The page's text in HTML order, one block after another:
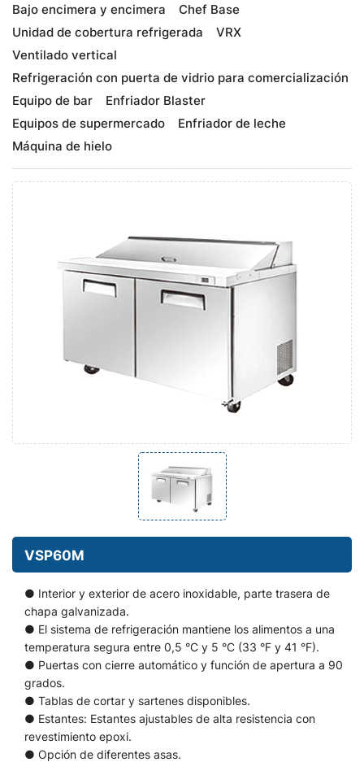
Bajo encimera y encimera
Chef Base
Unidad de cobertura refrigerada
VRX
Ventilado vertical
Refrigeración con puerta de vidrio para comercialización
Equipo de bar
Enfriador Blaster
Equipos de supermercado
Enfriador de leche
Máquina de hielo
VSP60M
● Interior y exterior de acero inoxidable, parte trasera de
chapa galvanizada.
● El sistema de refrigeración mantiene los alimentos a una
temperatura segura entre 0,5 °C y 5 °C (33 °F y 41 °F).
● Puertas con cierre automático y función de apertura a 90
grados.
● Tablas de cortar y sartenes disponibles.
● Estantes: Estantes ajustables de alta resistencia con
revestimiento epoxi.
● Opción de diferentes asas.